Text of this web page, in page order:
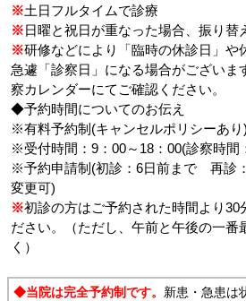
※土日フルタイムで診療
※日曜と祝日が重なった場合、振り替
※研修などにより「臨時の休診日」や
急遽「診察日」になる場合がございま
察カレンダーにてご確認ください。
◆予約時間についてのお伝え
※有料予約制(キャンセルポリシーあり)
※受付時間：9：00～18：00(診察時間
※予約申請制(初診：6日前まで 再診
変更可)
※初診の方はご予約された時間より30
ださい。（ただし、午前と午後の一番
く）
◆当院は完全予約制です。 新患・急患は